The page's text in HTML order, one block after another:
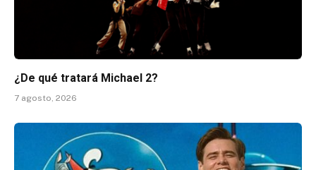
¿De qué tratará Michael 2?
7 agosto, 2026